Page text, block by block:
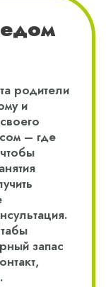
родители
и
– где
запас